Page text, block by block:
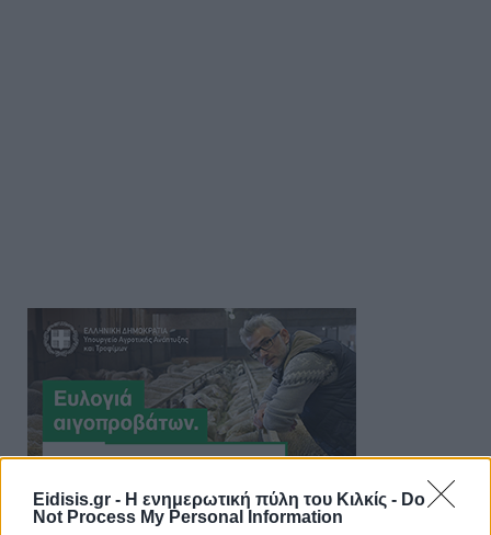
Eidisis.gr - Η ενημερωτική πύλη του Κιλκίς - Do
Not Process My Personal Information